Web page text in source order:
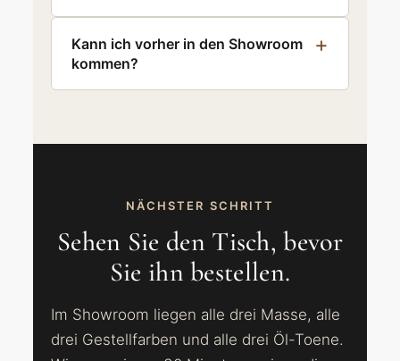
Kann ich vorher in den Showroom
kommen?
NÄCHSTER SCHRITT
Sehen Sie den Tisch, bevor
Sie ihn bestellen.
Im Showroom liegen alle drei Masse, alle
drei Gestellfarben und alle drei Öl-Toene.